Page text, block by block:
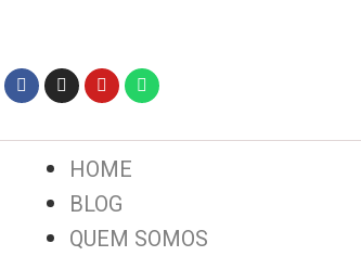
HOME
BLOG
QUEM SOMOS